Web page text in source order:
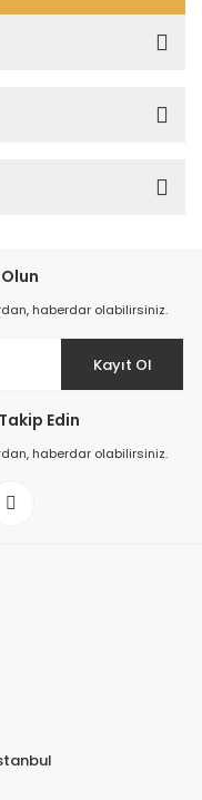
haberdar olabilirsiniz.
Kayıt Ol
Edin
haberdar olabilirsiniz.